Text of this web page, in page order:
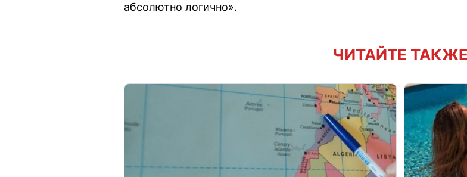
абсолютно логично».
ЧИТАЙТЕ ТАКЖЕ